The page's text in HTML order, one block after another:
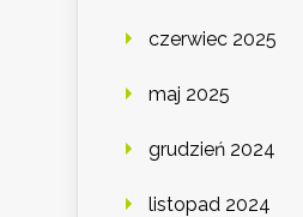
czerwiec 2025
maj 2025
grudzień 2024
listopad 2024